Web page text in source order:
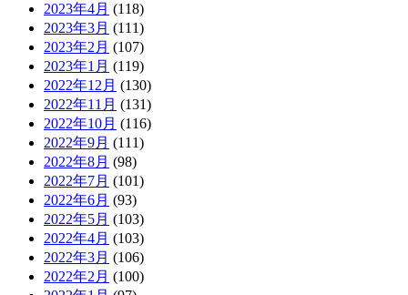
2023年4月 (118)
2023年3月 (111)
2023年2月 (107)
2023年1月 (119)
2022年12月 (130)
2022年11月 (131)
2022年10月 (116)
2022年9月 (111)
2022年8月 (98)
2022年7月 (101)
2022年6月 (93)
2022年5月 (103)
2022年4月 (103)
2022年3月 (106)
2022年2月 (100)